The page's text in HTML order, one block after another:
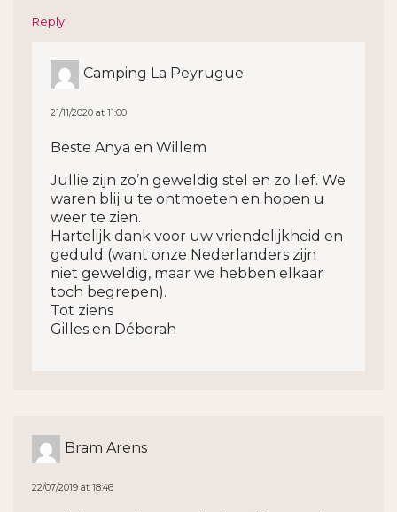
Reply
Camping La Peyrugue
21/11/2020 at 11:00
Beste Anya en Willem
Jullie zijn zo’n geweldig stel en zo lief. We
waren blij u te ontmoeten en hopen u
weer te zien.
Hartelijk dank voor uw vriendelijkheid en
geduld (want onze Nederlanders zijn
niet geweldig, maar we hebben elkaar
toch begrepen).
Tot ziens
Gilles en Déborah
Bram Arens
22/07/2019 at 18:46